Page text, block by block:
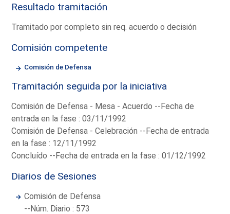
Resultado tramitación
Tramitado por completo sin req. acuerdo o decisión
Comisión competente
Comisión de Defensa
Tramitación seguida por la iniciativa
Comisión de Defensa - Mesa - Acuerdo --Fecha de
entrada en la fase : 03/11/1992
Comisión de Defensa - Celebración --Fecha de entrada
en la fase : 12/11/1992
Concluído --Fecha de entrada en la fase : 01/12/1992
Diarios de Sesiones
Comisión de Defensa
--Núm. Diario : 573